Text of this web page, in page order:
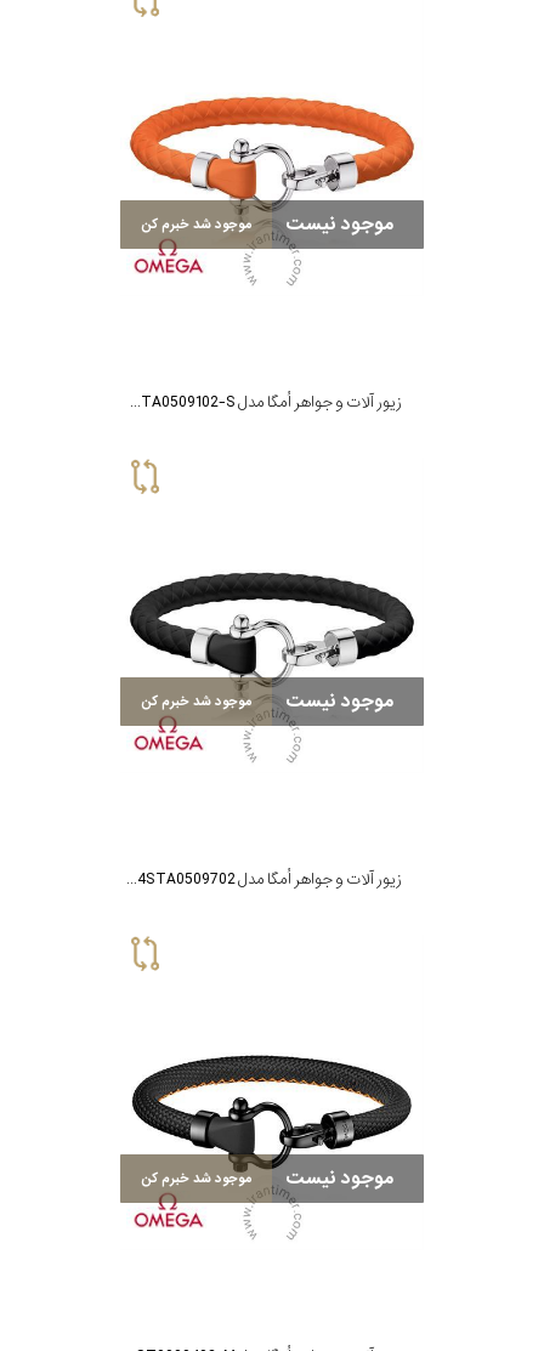
موجود نیست موجود شد خبرم کن
زیور آلات و جواهر اُمگا مدل B34STA0509102-S
موجود نیست موجود شد خبرم کن
زیور آلات و جواهر اُمگا مدل B34STA0509702
موجود نیست موجود شد خبرم کن